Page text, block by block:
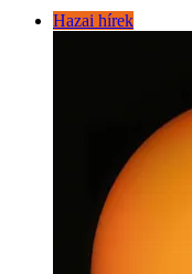
Hazai hírek